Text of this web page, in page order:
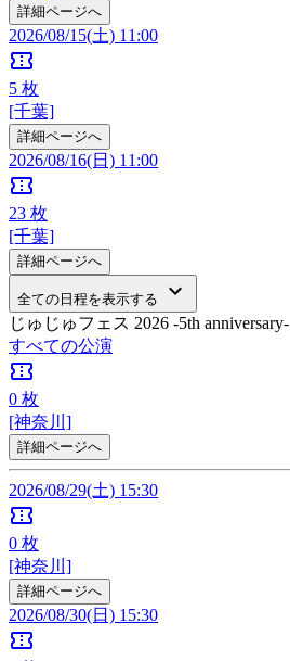
詳細ページへ
2026/08/15(土) 11:00
confirmation_number
5 枚
[千葉]
詳細ページへ
2026/08/16(日) 11:00
confirmation_number
23 枚
[千葉]
詳細ページへ
全ての日程を表示する keyboard_arrow_down
じゅじゅフェス 2026 -5th anniversary-
すべての公演
confirmation_number
0 枚
[神奈川]
詳細ページへ
2026/08/29(土) 15:30
confirmation_number
0 枚
[神奈川]
詳細ページへ
2026/08/30(日) 15:30
confirmation_number